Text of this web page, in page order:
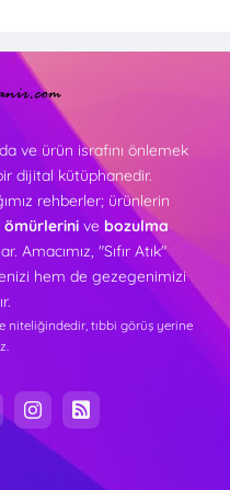
ve ürün israfını önlemek
dijital kütüphanedir.
rehberler; ürünlerin
ve bozulma
Amacımız, "Sıfır Atık"
hem de gezegenimizi
niteliğindedir, tıbbi görüş yerine